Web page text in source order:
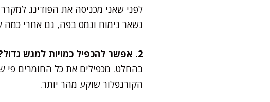
לפני שאני מכניסה את הפודינג
נשאר נימוח ונמס בפה, גם אחרי כמה
2. אפשר להכפיל כמויות למגש גדול?
בהחלט. מכפילים את כל החומרים פי
הקורנפלור שוקע מהר יותר.